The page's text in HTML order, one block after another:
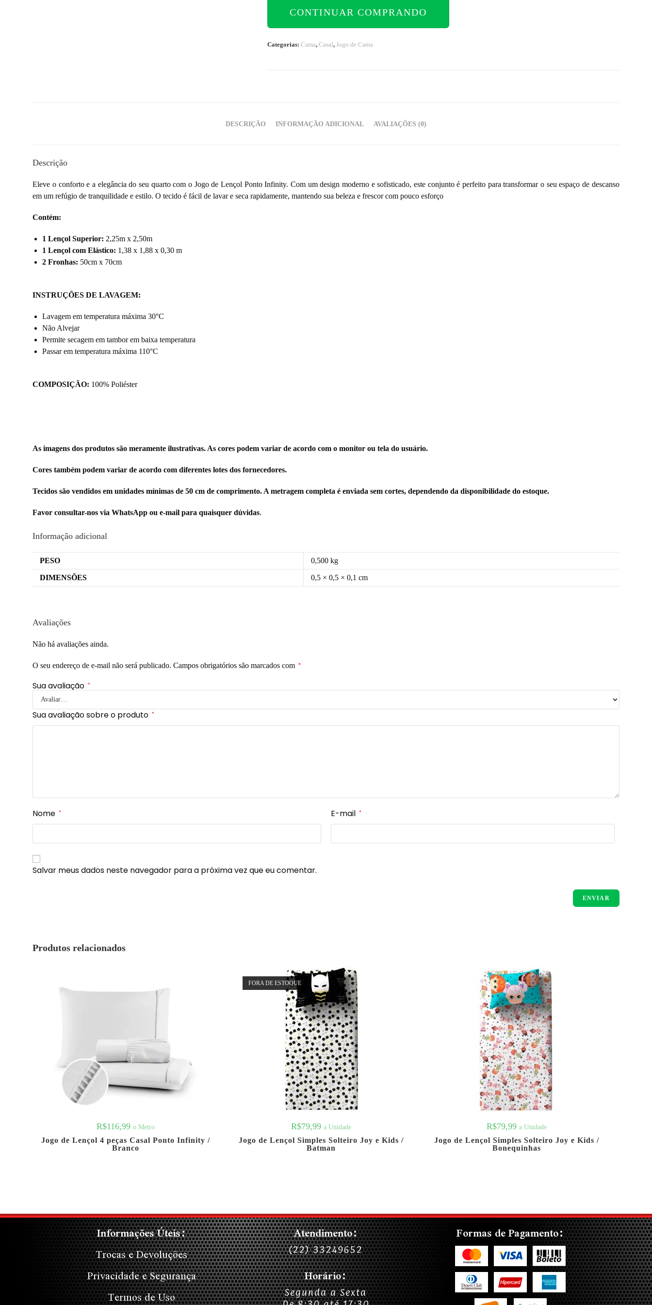
CONTINUAR COMPRANDO
Categorias:Cama,Casal,Jogo de Cama
DESCRIÇÃO INFORMAÇÃO ADICIONAL AVALIAÇÕES (0)
Descrição
Eleve o conforto e a elegância do seu quarto com o Jogo de Lençol Ponto Infinity. Com um design moderno e sofisticado, este conjunto é perfeito para transformar o seu espaço de descanso
em um refúgio de tranquilidade e estilo. O tecido é fácil de lavar e seca rapidamente, mantendo sua beleza e frescor com pouco esforço
Contém:
1 Lençol Superior: 2,25m x 2,50m
1 Lençol com Elástico: 1,38 x 1,88 x 0,30 m
2 Fronhas: 50cm x 70cm
INSTRUÇÕES DE LAVAGEM:
Lavagem em temperatura máxima 30°C
Não Alvejar
Permite secagem em tambor em baixa temperatura
Passar em temperatura máxima 110°C
COMPOSIÇÃO: 100% Poliéster
As imagens dos produtos são meramente ilustrativas. As cores podem variar de acordo com o monitor ou tela do usuário.
Cores também podem variar de acordo com diferentes lotes dos fornecedores.
Tecidos são vendidos em unidades mínimas de 50 cm de comprimento. A metragem completa é enviada sem cortes, dependendo da disponibilidade do estoque.
Favor consultar-nos via WhatsApp ou e-mail para quaisquer dúvidas.
Informação adicional
PESO 0,500 kg
DIMENSÕES 0,5 × 0,5 × 0,1 cm
Avaliações
Não há avaliações ainda.
O seu endereço de e-mail não será publicado. Campos obrigatórios são marcados com *
Sua avaliação *
Sua avaliação sobre o produto *
Nome * E-mail *
Salvar meus dados neste navegador para a próxima vez que eu comentar.
Produtos relacionados
R$116,99 o Metro
Jogo de Lençol 4 peças Casal Ponto Infinity /
Branco
FORA DE ESTOQUE
R$79,99 a Unidade
Jogo de Lençol Simples Solteiro Joy e Kids /
Batman
R$79,99 a Unidade
Jogo de Lençol Simples Solteiro Joy e Kids /
Bonequinhas
Informações Úteis:
Trocas e Devoluções
Privacidade e Segurança
Termos de Uso
Atendimento:
(22) 33249652
Horário:
Segunda a Sexta
Formas de Pagamento: